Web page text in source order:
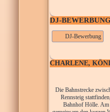
DJ-
DJ-Bewerbung
CHARLENE,
Die Bahnstrecke
Rennsteig
Bahnhof Hölle. Am